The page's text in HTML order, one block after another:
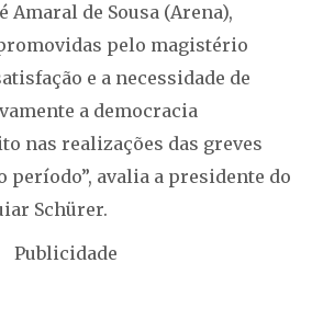
Amaral de Sousa (Arena),
pelo magistério
e a necessidade de
a democracia
nas realizações das greves
período”, avalia a presidente do
Schürer.
Publicidade